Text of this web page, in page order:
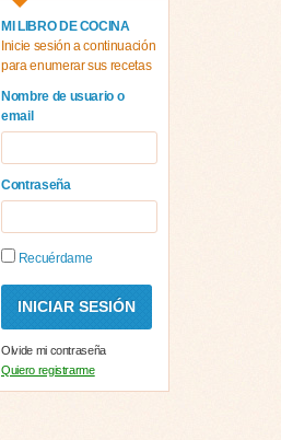
MI LIBRO DE COCINA
Inicie sesión a continuación
para enumerar sus recetas
Nombre de usuario o
email
Contraseña
Recuérdame
Olvide mi contraseña
Quiero registrarme